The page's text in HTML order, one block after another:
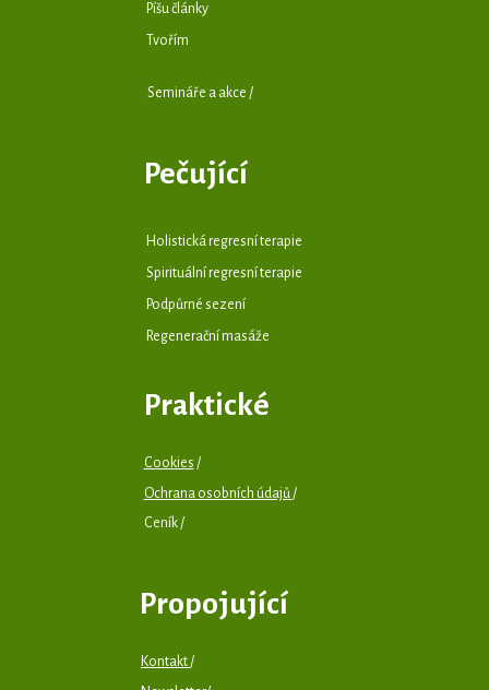
Píšu články
Tvořím
Semináře a akce /
Pečující
Holistická regresní terapie
Spirituální regresní terapie
Podpůrné sezení
Regenerační masáže
Praktické
Cookies /
Ochrana osobních údajů /
Ceník /
Propojující
Kontakt/